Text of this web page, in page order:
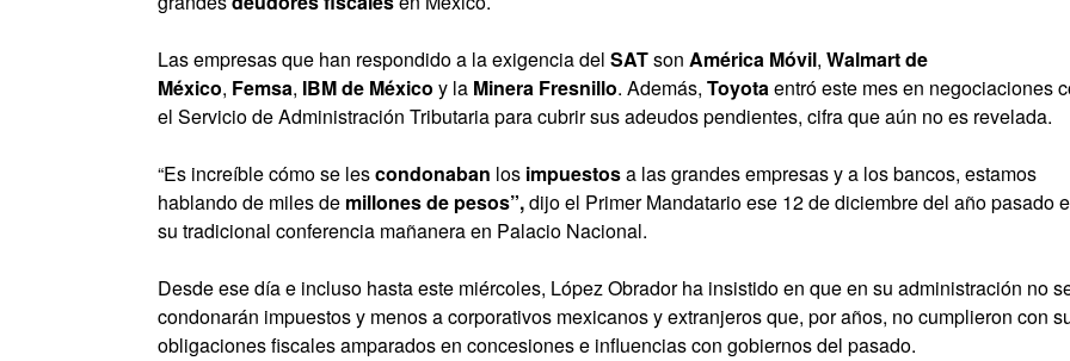
Las empresas que han respondido a la exigencia del SATson América Móvil, Walmart de
México, Femsa, IBM de México y la Minera Fresnillo. Además, Toyotaentró este mes en negociaciones
el Servicio de Administración Tributaria para cubrir sus adeudos pendientes, cifra que aún no es revelada.
“Es increíble cómo se lescondonaban los impuestosa las grandes empresas y a los bancos, estamos
hablando de miles de millones de pesos”,dijo el Primer Mandatario ese 12 de diciembre del año pasado
su tradicional conferencia mañanera en Palacio Nacional.
Desde ese día e incluso hasta este miércoles, López Obrador ha insistido en que en su administración no
condonarán impuestos y menos a corporativos mexicanos y extranjeros que, por años, no cumplieron con
obligaciones fiscales amparados en concesiones e influencias con gobiernos del pasado.